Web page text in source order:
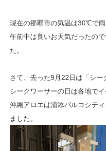
現在の那覇市の気温は30℃で雨
午前中は良いお天気だったの
た。
さて、去った9月22日は「シー
シークワーサーの日は各地で
沖縄アロエは浦添パルコシテ
ました。